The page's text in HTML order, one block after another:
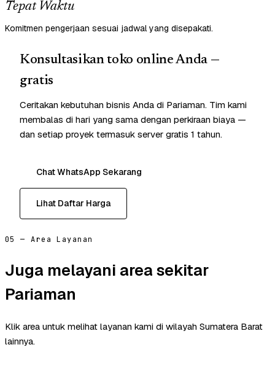
Tepat Waktu
Komitmen pengerjaan sesuai jadwal yang disepakati.
Konsultasikan toko online Anda —
gratis
Ceritakan kebutuhan bisnis Anda di Pariaman. Tim kami
membalas di hari yang sama dengan perkiraan biaya —
dan setiap proyek termasuk server gratis 1 tahun.
Chat WhatsApp Sekarang
Lihat Daftar Harga
05 — Area Layanan
Juga melayani area sekitar
Pariaman
Klik area untuk melihat layanan kami di wilayah Sumatera Barat
lainnya.